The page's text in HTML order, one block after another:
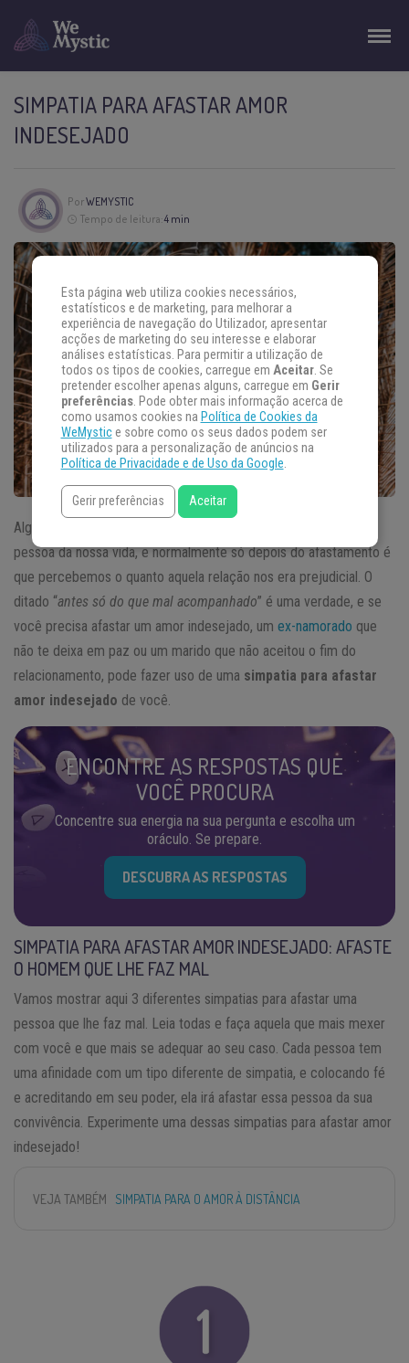
SIMPATIA PARA AFASTAR AMOR
INDESEJADO
PorWEMYSTIC
Tempo de leitura:4 min
Alguns
pessoa da nossa vida, e normalmente só depois do afastamento é
que percebemos o quanto aquela relação nos era prejudicial. O
ditado “antes só do que mal acompanhado” é uma verdade, e se
você precisa afastar um amor indesejado, um ex-namorado que
não te deixa em paz ou um marido que não aceitou o fim do
relacionamento, pode fazer uso de uma simpatia para afastar
amor indesejado de você.
ENCONTRE AS RESPOSTAS QUE
VOCÊ PROCURA
Concentre sua energia na sua pergunta e escolha um
oráculo. Se prepare.
DESCUBRA AS RESPOSTAS
SIMPATIA PARA AFASTAR AMOR INDESEJADO: AFASTE
O HOMEM QUE LHE FAZ MAL
Vamos mostrar aqui 3 diferentes simpatias para afastar uma
pessoa que lhe faz mal. Leia todas e faça aquela que mais mexer
com você e que mais se adequar ao seu caso. Cada pessoa tem
uma afinidade com um tipo diferente de simpatia, e colocando fé
e acreditando em seu poder, ela irá afastar essa pessoa da sua
convivência. Experimente uma dessas simpatias para afastar amor
indesejado!
VEJA TAMBÉM SIMPATIA PARA O AMOR À DISTÂNCIA
Esta página web utiliza cookies necessários,
estatísticos e de marketing, para melhorar a
experiência de navegação do Utilizador, apresentar
acções de marketing do seu interesse e elaborar
análises estatísticas. Para permitir a utilização de
todos os tipos de cookies, carregue em Aceitar. Se
pretender escolher apenas alguns, carregue em Gerir
preferências. Pode obter mais informação acerca de
como usamos cookies na Política de Cookies da
WeMystice sobre como os seus dados podem ser
utilizados para a personalização de anúncios na
Política de Privacidade e de Uso da Google.
Gerir preferências Aceitar